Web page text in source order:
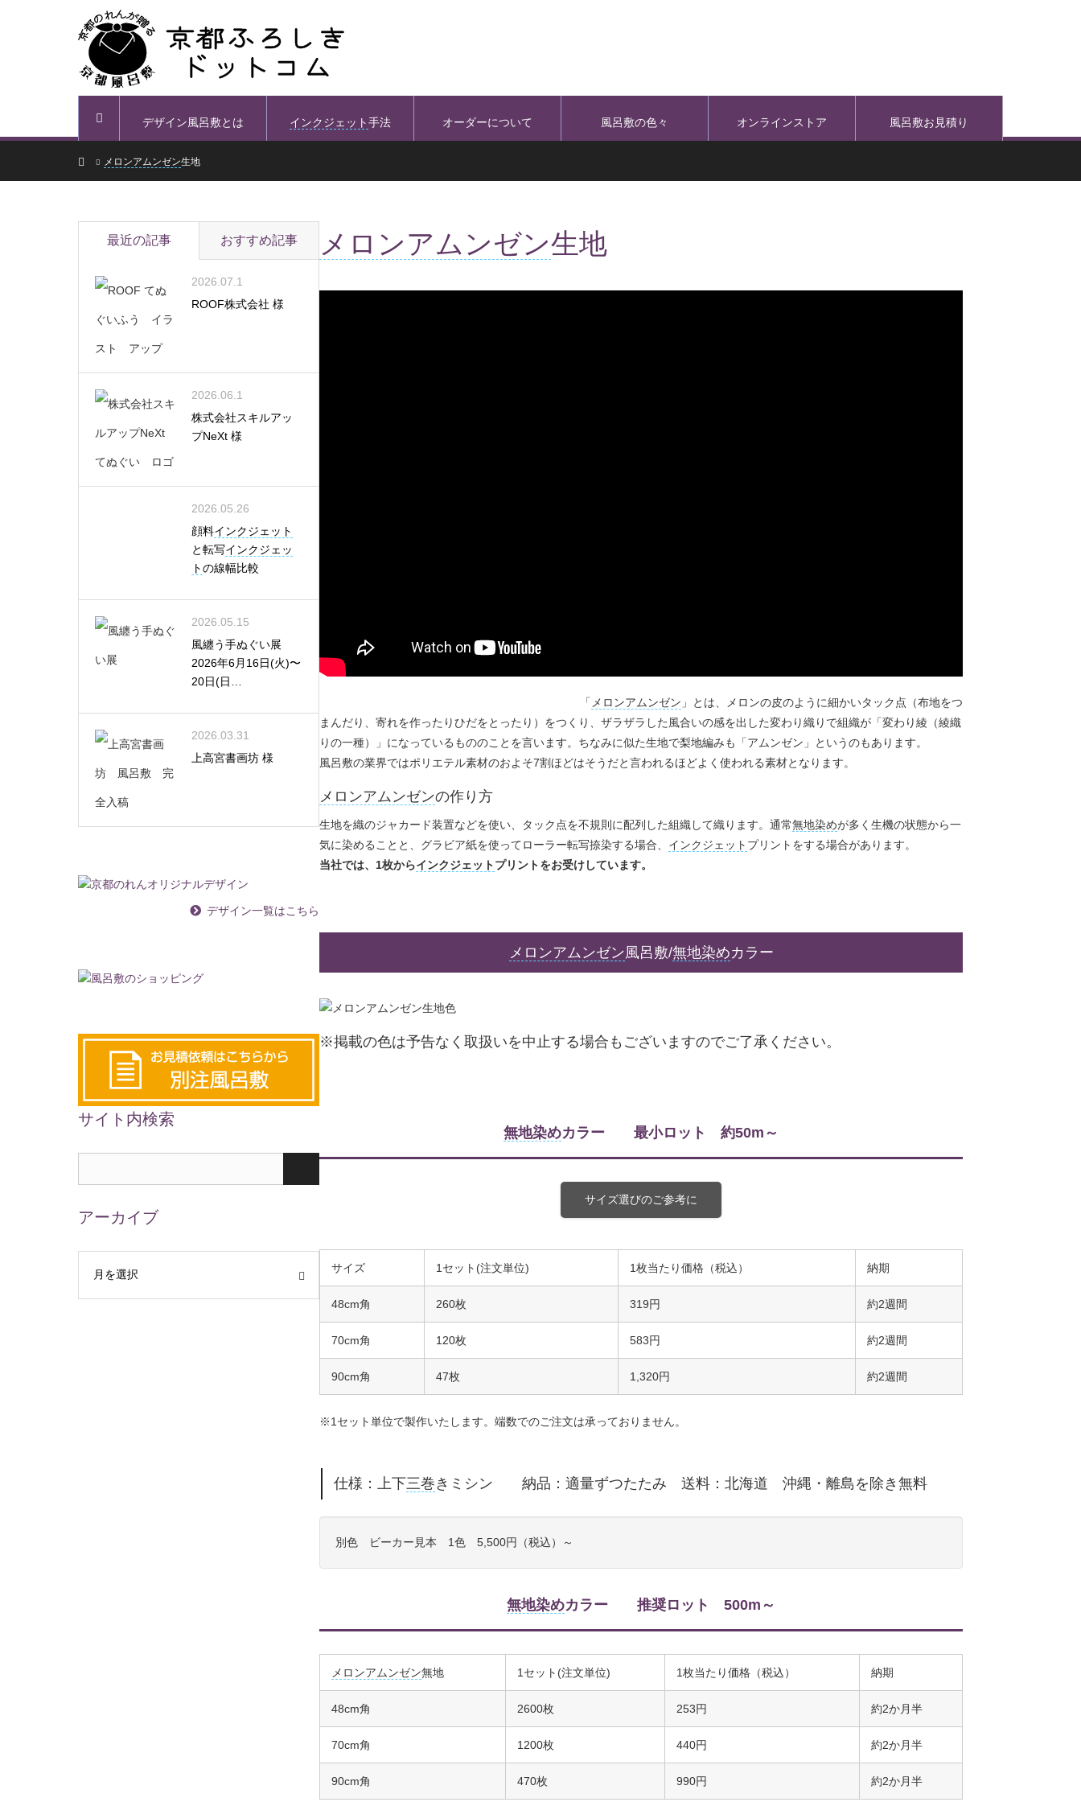
ホーム
デザイン風呂敷とは インクジェット手法 オーダーについて 風呂敷の色々 オンラインストア 風呂敷お見積り
ホームメロンアムンゼン生地
メロンアムンゼン生地
「 メロンアムンゼン 」とは、メロンの皮のように細かいタック点（布地をつ
まんだり、寄れを作ったりひだをとったり）をつくり、ザラザラした風合いの感を出した変わり織りで組織が「変わり綾（綾織
りの一種）」になっているもののことを言います。ちなみに似た生地で梨地編みも「アムンゼン」というのもあります。
風呂敷の業界ではポリエテル素材のおよそ7割ほどはそうだと言われるほどよく使われる素材となります。
メロンアムンゼンの作り方
生地を織のジャカード装置などを使い、タック点を不規則に配列した組織して織ります。通常無地染めが多く生機の状態から一
気に染めることと、グラビア紙を使ってローラー転写捺染する場合、 インクジェット プリントをする場合があります。
当社では、1枚からインクジェットプリントをお受けしています。
メロンアムンゼン風呂敷/無地染めカラー
※掲載の色は予告なく取扱いを中止する場合もございますのでご了承ください。
無地染めカラー 最小ロット 約50m～
サイズ選びのご参考に
サイズ 1セット(注文単位) 1枚当たり価格（税込） 納期
48cm角 260枚 319円 約2週間
70cm角 120枚 583円 約2週間
90cm角 47枚 1,320円 約2週間
※1セット単位で製作いたします。端数でのご注文は承っておりません。
仕様：上下三巻きミシン 納品：適量ずつたたみ 送料：北海道 沖縄・離島を除き無料
別色 ビーカー見本 1色 5,500円（税込）～
無地染めカラー 推奨ロット 500m～
メロンアムンゼン無地 1セット(注文単位) 1枚当たり価格（税込） 納期
48cm角 2600枚 253円 約2か月半
70cm角 1200枚 440円 約2か月半
90cm角 470枚 990円 約2か月半
最近の記事 おすすめ記事
2026.07.1
ROOF株式会社 様
2026.06.1
株式会社スキルアッ
プNeXt 様
2026.05.26
顔料インクジェット
と転写インクジェッ
トの線幅比較
2026.05.15
風纏う手ぬぐい展
2026年6月16日(火)〜
20日(日…
2026.03.31
上高宮書画坊 様
デザイン一覧はこちら
サイト内検索
アーカイブ